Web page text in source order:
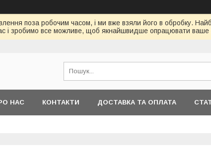
поза робочим часом, і ми вже взяли його в обробку.
і зробимо все можливе, щоб якнайшвидше опрацювати
НАС КОНТАКТИ ДОСТАВКА ТА ОПЛАТА